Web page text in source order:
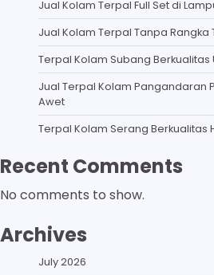
Jual Kolam Terpal Full Set di
Jual Kolam Terpal Tanpa Rangka
Terpal Kolam Subang Berkualitas
Jual Terpal Kolam Pangandaran
Awet
Terpal Kolam Serang Berkualitas
Recent Comments
No comments to show.
Archives
July 2026